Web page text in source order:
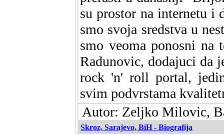
su prostor na internetu i
smo svoja sredstva u
smo veoma ponosni
Radunovic, dodajuci da
rock 'n' roll portal,
svim podvrstama
Autor: Zeljko Milovic,
Skroz, Sarajevo, BiH - Biografija